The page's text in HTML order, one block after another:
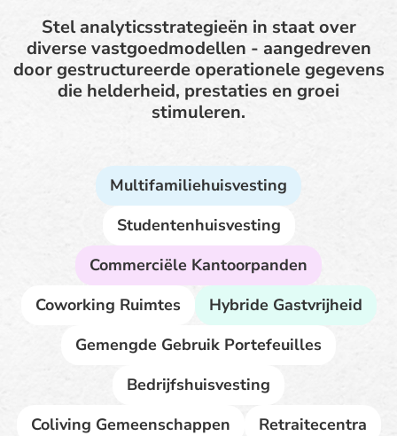
Stel analyticsstrategieën in staat over
diverse vastgoedmodellen - aangedreven
door gestructureerde operationele gegevens
die helderheid, prestaties en groei
stimuleren.
Multifamiliehuisvesting
Studentenhuisvesting
Commerciële Kantoorpanden
Coworking Ruimtes
Hybride Gastvrijheid
Gemengde Gebruik Portefeuilles
Bedrijfshuisvesting
Coliving Gemeenschappen
Retraitecentra